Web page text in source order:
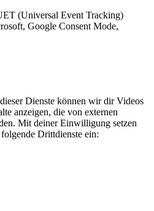
(Universal Event Tracking)
Google Consent Mode,
Dienste können wir dir Videos
anzeigen, die von externen
Mit deiner Einwilligung setzen
Drittdienste ein: